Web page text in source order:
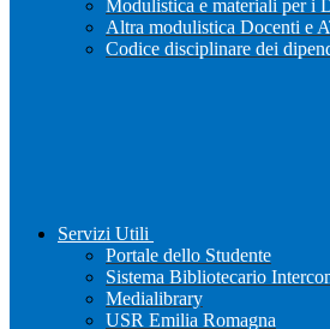
Modulistica e materiali per i
Altra modulistica Docenti e
Codice disciplinare dei
Servizi Utili
Portale dello Studente
Sistema Bibliotecario
Medialibrary
USR Emilia Romagna